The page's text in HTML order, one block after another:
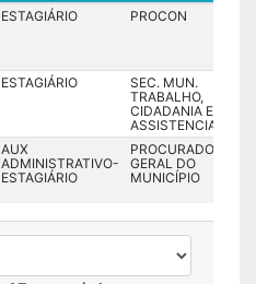
ESTAGIÁRIO PROCON
ESTAGIÁRIO
SEC. MUN.
TRABALHO,
CIDADANIA E
ASSISTENCIA
AUX
ADMINISTRATIVO-
ESTAGIÁRIO
PROCURADORIA
GERAL DO
MUNICÍPIO